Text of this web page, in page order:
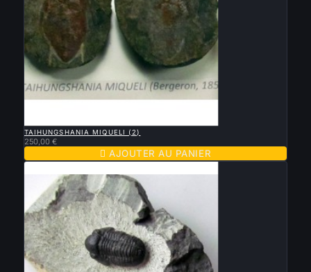
TAIHUNGSHANIA MIQUELI (2)
250,00 €
 AJOUTER AU PANIER